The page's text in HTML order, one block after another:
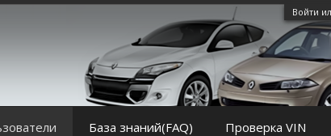
Войти
База знаний(FAQ) Проверка VIN